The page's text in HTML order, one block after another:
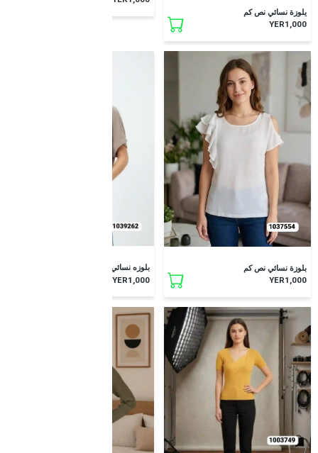
يلوزة نسائي نص كم
YER1,000
بلوزة نسائي نص كم
YER1,000
بلوزه نسائي نص كم
YER1,000